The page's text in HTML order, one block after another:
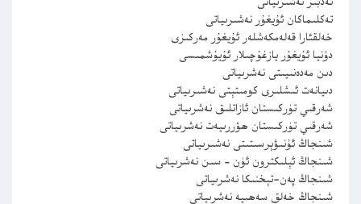
تەكلىماكان ئۇيغۇر نەشىرىياتى
خەلقئارا قەلەمكەشلەر ئۇيغۇر مەركىزى
دۇنيا ئۇيغۇر يازغۇچىلار ئۇيۇشمىسى
دىن مەدەنىيىتى نەشرىياتى
دىيانەت ئىشلىرى كومىتېتى نەشىرىياتى
شەرقىي تۈركىستان ئازاتلىق نەشرىياتى
شەرقىي تۈركىستان ھۆررىيەت نەشرىياتى
شىنجاڭ ئۇنىۋېرسىتىتى نەشىرىياتى
شىنجاڭ ئېلىكترون ئۈن – سىن نەشرىياتى
شىنجاڭ پەن-تېخنىكا نەشرىياتى
شىنجاڭ خەلق سەھىيە نەشرىياتى